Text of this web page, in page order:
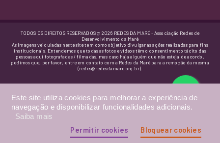
TODOS OS DIREITOS RESERVADOS @ 2026 REDES DA MARÉ - Associação Redes de
Desenvolvimento da Maré
As imagens veiculadas neste site tem como objetivo divulgar as ações realizadas para fins
institucionais. Entendemos que todas as fotos e vídeos têm o consentimento tácito das
pessoas aqui fotografadas / filmadas, mas caso haja alguém que não esteja de acordo,
pedimos que, por favor, entre em contato com a Redes da Maré para a remoção da mesma
(redes@redesdamare.org.br).
Este site utiliza cookies para melhorar a experiência de
navegação e disponibilizar funcionalidades adicionais.
Saiba mais
Bloquear cookies
Permitir cookies